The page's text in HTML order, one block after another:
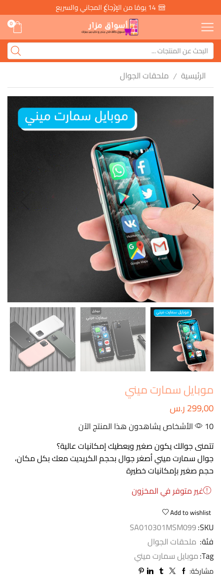
14 يومًا من الإرجاع المجاني والسريع
0
الرئيسية / ملحقات الجوال
موبايل سمارت ميني
299,00ر.س
10 الأشخاص يشاهدون هذا المنتج الآن
تتمنى جوالك يكون صغير ويعطيك إمكانيات عالية؟
جوال سمارت ميني أصغر جوال بحجم الكريديت معك بكل مكان،
حجم صغير بإمكانيات خطيرة
غير متوفر في المخزون
Add to wishlist
SKU:
SA010301MSM099
فئة: ملحقات الجوال
Tag: موبايل سمارت ميني
مشاركة: